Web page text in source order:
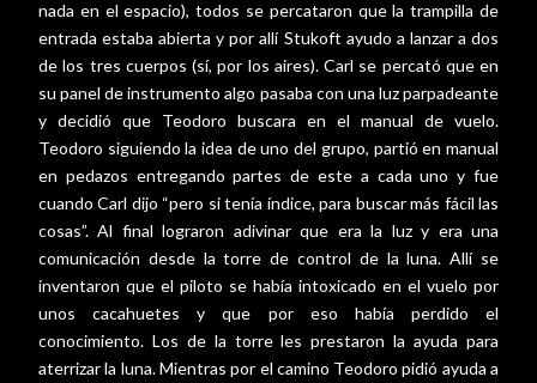
nada en el espacio), todos se percataron que la trampilla de
entrada estaba abierta y por allí Stukoft ayudo a lanzar a dos
de los tres cuerpos (sí, por los aires). Carl se percató que en
su panel de instrumento algo pasaba con una luz parpadeante
y decidió que Teodoro buscara en el manual de vuelo.
Teodoro siguiendo la idea de uno del grupo, partió en manual
en pedazos entregando partes de este a cada uno y fue
cuando Carl dijo “pero si tenía índice, para buscar más fácil las
cosas”. Al final lograron adivinar que era la luz y era una
comunicación desde la torre de control de la luna. Allí se
inventaron que el piloto se había intoxicado en el vuelo por
unos cacahuetes y que por eso había perdido el
conocimiento. Los de la torre les prestaron la ayuda para
aterrizar la luna. Mientras por el camino Teodoro pidió ayuda a